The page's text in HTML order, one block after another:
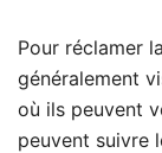
Pour réclamer
généralement
où ils peuvent
peuvent suivre